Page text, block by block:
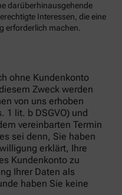
darüberhinausgehende
Interessen, die eine
erforderlich machen.
ohne Kundenkonto
Zweck werden
von uns erhoben
1 lit. b DSGVO) und
vereinbarten Termin
sei denn, Sie haben
erklärt, Ihre
Kundenkonto zu
Ihrer Daten als
haben Sie keine